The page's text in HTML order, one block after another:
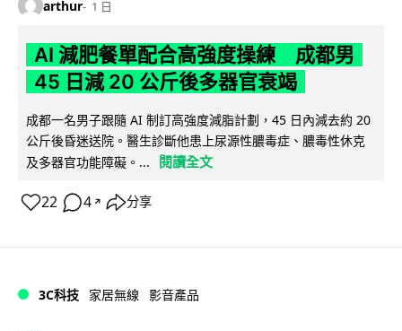
arthur 1 日
AI 減肥餐單配合高強度操練 成都男
45 日減 20 公斤後多器官衰竭
成都一名男子跟隨 AI 制訂高強度減脂計劃，45 日內減去約 20
公斤後昏迷送院。醫生診斷他患上尿源性膿毒症、膿毒性休克
及多器官功能障礙。...
閱讀全文
22 4 ↗ 分享
3C科技 家居無線 影音產品